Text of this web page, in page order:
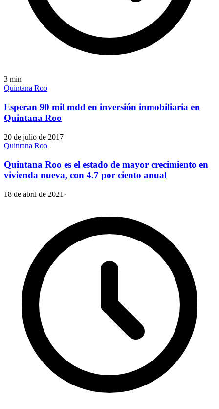
3 min
Quintana Roo
Esperan 90 mil mdd en inversión inmobiliaria en
Quintana Roo
20 de julio de 2017
Quintana Roo
Quintana Roo es el estado de mayor crecimiento en
vivienda nueva, con 4.7 por ciento anual
18 de abril de 2021 ·